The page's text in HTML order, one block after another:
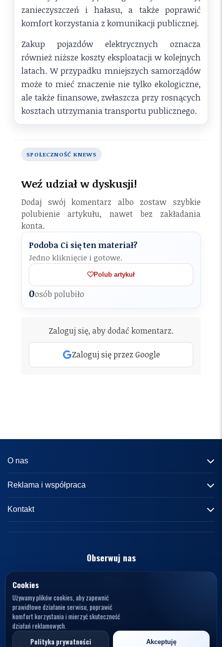
zanieczyszczeń i hałasu, a także poprawić
komfort korzystania z komunikacji publicznej.
Zakup pojazdów elektrycznych oznacza
również niższe koszty eksploatacji w kolejnych
latach. W przypadku mniejszych samorządów
może to mieć znaczenie nie tylko ekologiczne,
ale także finansowe, zwłaszcza przy rosnących
kosztach utrzymania transportu publicznego.
SPOŁECZNOŚĆ KNEWS
Weź udział w dyskusji!
Dodaj swój komentarz albo zostaw szybkie
polubienie artykułu, nawet bez zakładania
konta.
Podoba Ci się ten materiał?
Jedno kliknięcie i gotowe.
Polub artykuł
0osób polubiło
Zaloguj się, aby dodać komentarz.
Zaloguj się przez Google
O nas
Informacje o portalu
Redakcja
Kontakt
Reklama i współpraca
Reklama
Zasady współpracy
Kontakt
kontakt@knews.pl
Polska
NIP: 7272595979
Obserwuj nas
© 2026 KNews. Wszelkie prawa zastrzeżone.
Cookies
Używamy plików cookies, aby zapewnić
prawidłowe działanie serwisu, poprawić
komfort korzystania i mierzyć skuteczność
działań reklamowych.
Polityka prywatności
Akceptuję